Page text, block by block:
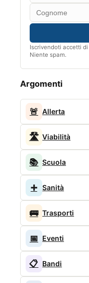
Iscrivendoti accetti
Niente spam.
Argomenti
🚨 Allerta
🛣️ Viabilità
📚 Scuola
➕ Sanità
🚌 Trasporti
📅 Eventi
📋 Bandi